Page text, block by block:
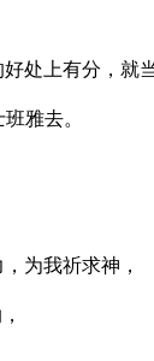
处上有分，就
雅去。
为我祈求神，